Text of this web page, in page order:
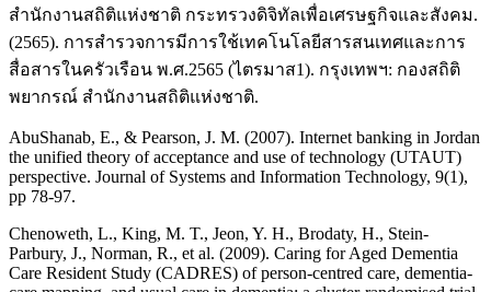
สำนักงานสถิติแห่งชาติ กระทรวงดิจิทัลเพื่อเศรษฐกิจและสังคม.
(2565). การสำรวจการมีการใช้เทคโนโลยีสารสนเทศและการ
สื่อสารในครัวเรือน พ.ศ.2565 (ไตรมาส1). กรุงเทพฯ: กองสถิติ
พยากรณ์ สำนักงานสถิติแห่งชาติ.
AbuShanab, E., & Pearson, J. M. (2007). Internet banking in Jordan
the unified theory of acceptance and use of technology (UTAUT)
perspective. Journal of Systems and Information Technology, 9(1),
pp 78-97.
Chenoweth, L., King, M. T., Jeon, Y. H., Brodaty, H., Stein-
Parbury, J., Norman, R., et al. (2009). Caring for Aged Dementia
Care Resident Study (CADRES) of person-centred care, dementia-